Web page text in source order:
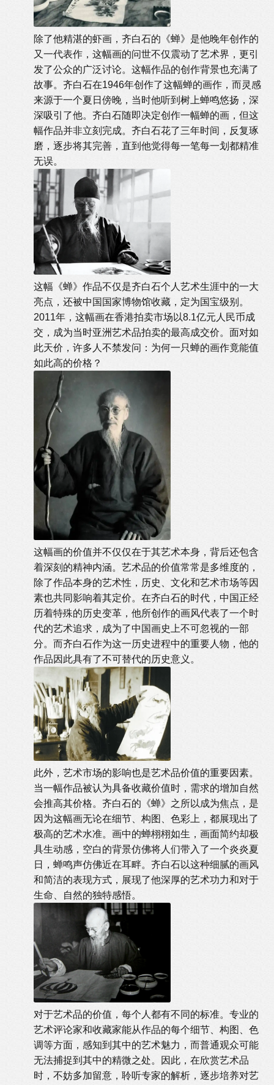
除了他精湛的虾画，齐白石的《蝉》是他晚年创作的
又一代表作，这幅画的问世不仅震动了艺术界，更引
发了公众的广泛讨论。这幅作品的创作背景也充满了
故事。齐白石在1946年创作了这幅蝉的画作，而灵感
来源于一个夏日傍晚，当时他听到树上蝉鸣悠扬，深
深吸引了他。齐白石随即决定创作一幅蝉的画，但这
幅作品并非立刻完成。齐白石花了三年时间，反复琢
磨，逐步将其完善，直到他觉得每一笔每一划都精准
无误。
这幅《蝉》作品不仅是齐白石个人艺术生涯中的一大
亮点，还被中国国家博物馆收藏，定为国宝级别。
2011年，这幅画在香港拍卖市场以8.1亿元人民币成
交，成为当时亚洲艺术品拍卖的最高成交价。面对如
此天价，许多人不禁发问：为何一只蝉的画作竟能值
如此高的价格？
这幅画的价值并不仅仅在于其艺术本身，背后还包含
着深刻的精神内涵。艺术品的价值常常是多维度的，
除了作品本身的艺术性，历史、文化和艺术市场等因
素也共同影响着其定价。在齐白石的时代，中国正经
历着特殊的历史变革，他所创作的画风代表了一个时
代的艺术追求，成为了中国画史上不可忽视的一部
分。而齐白石作为这一历史进程中的重要人物，他的
作品因此具有了不可替代的历史意义。
此外，艺术市场的影响也是艺术品价值的重要因素。
当一幅作品被认为具备收藏价值时，需求的增加自然
会推高其价格。齐白石的《蝉》之所以成为焦点，是
因为这幅画无论在细节、构图、色彩上，都展现出了
极高的艺术水准。画中的蝉栩栩如生，画面简约却极
具生动感，空白的背景仿佛将人们带入了一个炎炎夏
日，蝉鸣声仿佛近在耳畔。齐白石以这种细腻的画风
和简洁的表现方式，展现了他深厚的艺术功力和对于
生命、自然的独特感悟。
对于艺术品的价值，每个人都有不同的标准。专业的
艺术评论家和收藏家能从作品的每个细节、构图、色
调等方面，感知到其中的艺术魅力，而普通观众可能
无法捕捉到其中的精微之处。因此，在欣赏艺术品
时，不妨多加留意，聆听专家的解析，逐步培养对艺